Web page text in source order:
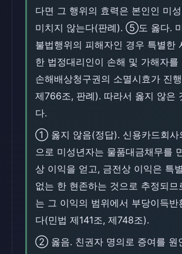
다면 그 행위의 효력은 본인인 미
미치지 않는다(판례). ⑤도 옳다.
불법행위의 피해자인 경우 특별한
한 법정대리인이 손해 및 가해자를
손해배상청구권의 소멸시효가 진
제766조, 판례). 따라서 옳지 않
다.
① 옳지 않음(정답). 신용카드회사
으로 미성년자는 물품대금채무를
상 이익을 얻고, 금전상 이익은 특
없는 한 현존하는 것으로 추정되므
는 그 이익의 범위에서 부당이득반
다(민법 제141조, 제748조).
② 옳음. 친권자 명의로 증여를 원